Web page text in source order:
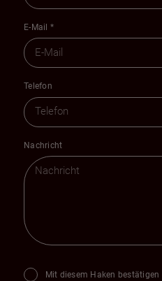
E-Mail *
Telefon
Nachricht
Mit diesem Haken bestätigen